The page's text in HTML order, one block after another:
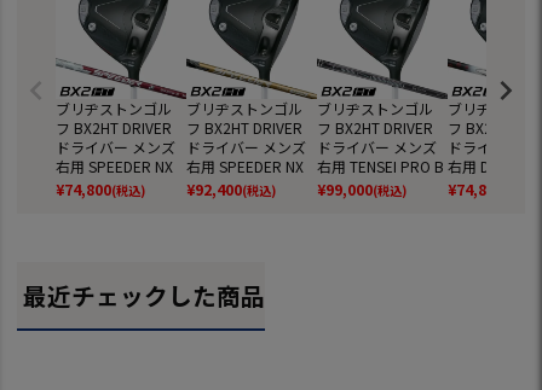
ブリヂストンゴル
フ BX2HT DRIVER
ドライバー メンズ
右用 SPEEDER NX
BS50w カーボンシ
ャフト BRIDGESTO
¥74,800(税込)
ブリヂストンゴル
フ BX2HT DRIVER
ドライバー メンズ
右用 SPEEDER NX
GOLD 50 カーボン
シャフト BRIDGES
¥92,400(税込)
ブリヂストンゴル
フ BX2HT DRIVER
ドライバー メンズ
右用 TENSEI PRO B
LACK 1K CORE 50
カーボンシャフト B
¥99,000(税込)
ブリヂストン
フ BX2HT
ドライバー
右用
0 II カーボン
ト
¥74,800
最近チェックした商品